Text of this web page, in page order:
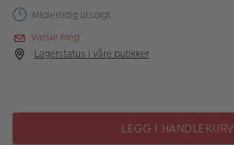
Bildeprodukter
Midlertidig utsolgt
Varsle meg
Lagerstatus i våre butikker
LEGG I HANDLEKURV